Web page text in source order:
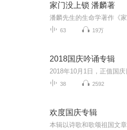
家门没上锁 潘麟著
63 19万
2018国庆吟诵专辑
38 2592
欢度国庆专辑